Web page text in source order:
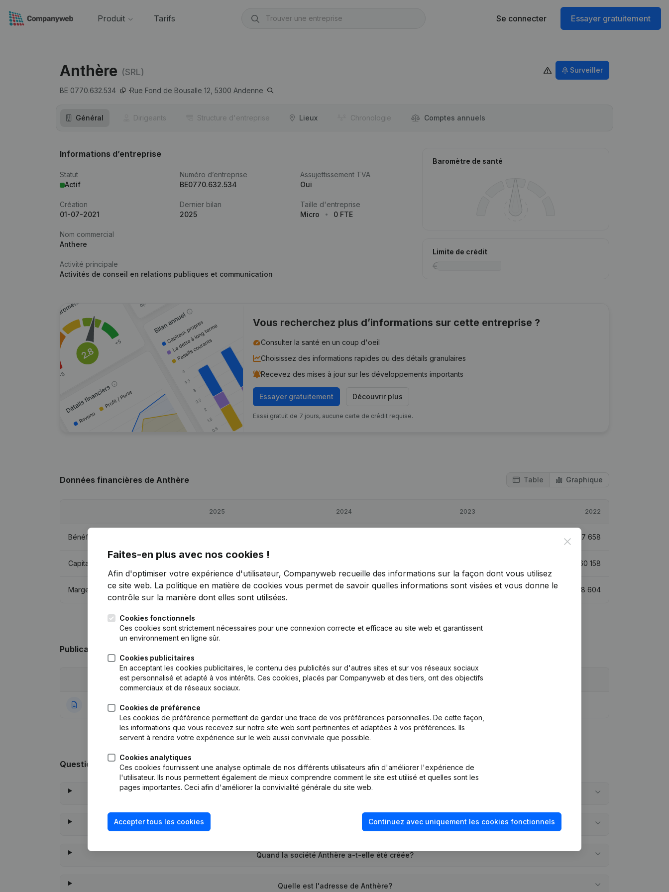
Produit Tarifs Se connecter Essayer gratuitement
Anthère (SRL)
BE 0770.632.534 Rue Fond de Bousalle 12, 5300 Andenne
Surveiller
Général Dirigeants Structure d'entreprise Lieux Chronologie Comptes annuels
Informations d’entreprise
Statut
Actif
Numéro d’entreprise
BE0770.632.534
Assujettissement TVA
Oui
Création
01-07-2021
Dernier bilan
2025
Taille d'entreprise
Micro
0 FTE
Nom commercial
Anthere
Activité principale
Activités de conseil en relations publiques et communication
Baromètre de santé
Limite de crédit
Vous recherchez plus d’informations sur cette entreprise ?
Consulter la santé en un coup d'oeil
Choisissez des informations rapides ou des détails granulaires
Recevez des mises à jour sur les développements importants
Essayer gratuitement Découvrir plus
Essai gratuit de 7 jours, aucune carte de crédit requise.
Données financières de Anthère Table Graphique
2025 2024 2023 2022
Bénéfices/pertes € 57 658
Capitaux propres 60 158
Marge brute € 103 357 262,42% €28 519 -65% €81 480 3,66% 78 604
Publications
Publication
05-07-2021 Rubrique Constitution (Nouvelle Personne Morale, Ouverture Succursale, etc...)
Questions fréquemment posées
Quel est le numéro de TVA de Anthère?
Quel est l'identifiant PEPPOL de Anthère?
Quand la société Anthère a-t-elle été créée?
Quelle est l'adresse de Anthère?
Close
Faites-en plus avec nos cookies !
Afin d'optimiser votre expérience d'utilisateur, Companyweb recueille des informations sur la façon dont vous utilisez
ce site web. La politique en matière de cookies vous permet de savoir quelles informations sont visées et vous donne le
contrôle sur la manière dont elles sont utilisées.
Cookies fonctionnels
Ces cookies sont strictement nécessaires pour une connexion correcte et efficace au site web et garantissent
un environnement en ligne sûr.
Cookies publicitaires
En acceptant les cookies publicitaires, le contenu des publicités sur d'autres sites et sur vos réseaux sociaux
est personnalisé et adapté à vos intérêts. Ces cookies, placés par Companyweb et des tiers, ont des objectifs
commerciaux et de réseaux sociaux.
Cookies de préférence
Les cookies de préférence permettent de garder une trace de vos préférences personnelles. De cette façon,
les informations que vous recevez sur notre site web sont pertinentes et adaptées à vos préférences. Ils
servent à rendre votre expérience sur le web aussi conviviale que possible.
Cookies analytiques
Ces cookies fournissent une analyse optimale de nos différents utilisateurs afin d'améliorer l'expérience de
l'utilisateur. Ils nous permettent également de mieux comprendre comment le site est utilisé et quelles sont les
pages importantes. Ceci afin d'améliorer la convivialité générale du site web.
Accepter tous les cookies Continuez avec uniquement les cookies fonctionnels